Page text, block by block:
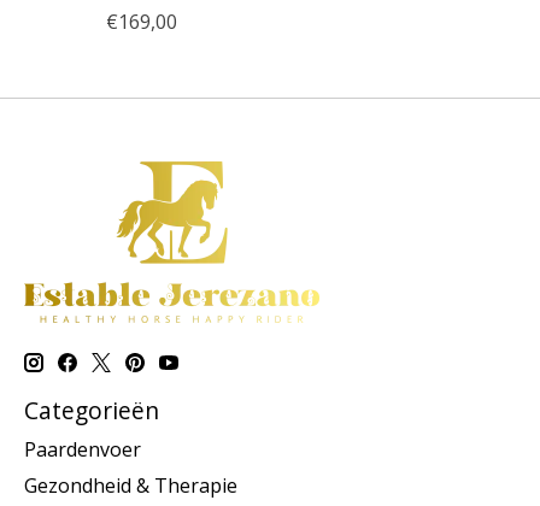
€169,00
Categorieën
Paardenvoer
Gezondheid & Therapie